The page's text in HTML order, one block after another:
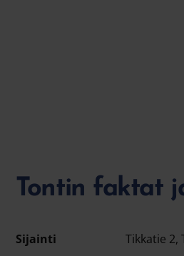
Tontin faktat
Sijainti Tikkatie 2,